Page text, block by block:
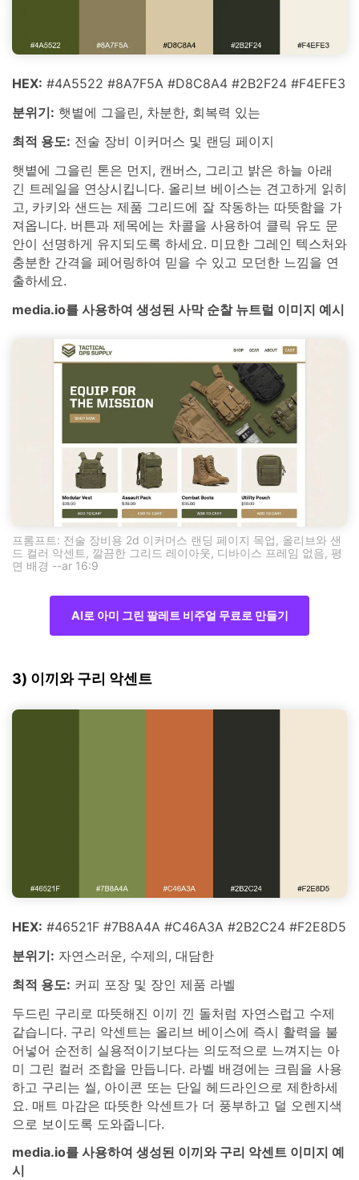
HEX: #4A5522 #8A7F5A #D8C8A4 #2B2F24 #F4EFE3
분위기: 햇볕에 그을린, 차분한, 회복력 있는
최적 용도: 전술 장비 이커머스 및 랜딩 페이지
햇볕에 그을린 톤은 먼지, 캔버스, 그리고 밝은 하늘 아래
긴 트레일을 연상시킵니다. 올리브 베이스는 견고하게 읽히
고, 카키와 샌드는 제품 그리드에 잘 작동하는 따뜻함을 가
져옵니다. 버튼과 제목에는 차콜을 사용하여 클릭 유도 문
안이 선명하게 유지되도록 하세요. 미묘한 그레인 텍스처와
충분한 간격을 페어링하여 믿을 수 있고 모던한 느낌을 연
출하세요.
media.io를 사용하여 생성된 사막 순찰 뉴트럴 이미지 예시
프롬프트: 전술 장비용 2d 이커머스 랜딩 페이지 목업, 올리브와 샌
드 컬러 악센트, 깔끔한 그리드 레이아웃, 디바이스 프레임 없음, 평
면 배경 --ar 16:9
AI로 아미 그린 팔레트 비주얼 무료로 만들기
3) 이끼와 구리 악센트
HEX: #46521F #7B8A4A #C46A3A #2B2C24 #F2E8D5
분위기: 자연스러운, 수제의, 대담한
최적 용도: 커피 포장 및 장인 제품 라벨
두드린 구리로 따뜻해진 이끼 낀 돌처럼 자연스럽고 수제
같습니다. 구리 악센트는 올리브 베이스에 즉시 활력을 불
어넣어 순전히 실용적이기보다는 의도적으로 느껴지는 아
미 그린 컬러 조합을 만듭니다. 라벨 배경에는 크림을 사용
하고 구리는 씰, 아이콘 또는 단일 헤드라인으로 제한하세
요. 매트 마감은 따뜻한 악센트가 더 풍부하고 덜 오렌지색
으로 보이도록 도와줍니다.
media.io를 사용하여 생성된 이끼와 구리 악센트 이미지 예
시